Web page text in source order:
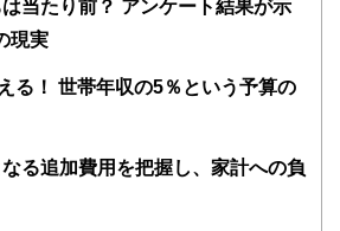
「お金や暮らし」に関する書籍・雑誌の編集経
、読者目線のコンテンツを追求しています。
DCプランナー、公認会計士、社会保険労務
当たり前？ アンケート結果が示
現実
る！ 世帯年収の5％という予算の
る追加費用を把握し、家計への負